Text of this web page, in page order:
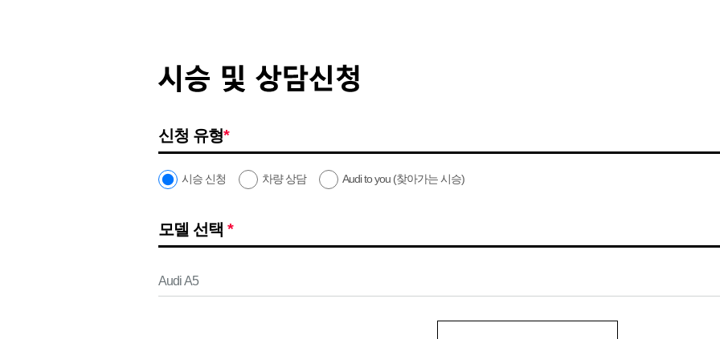
신청 유형*
시승 신청 차량 상담 Audi to you (찾아가는 시승)
모델 선택 *